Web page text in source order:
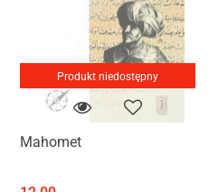
Produkt niedostępny
Mahomet